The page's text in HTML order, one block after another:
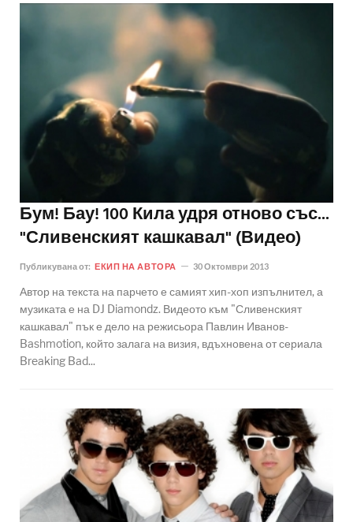
Бум! Бау! 100 Кила удря отново със...
"Сливенският кашкавал" (Видео)
Публикувана от: ЕКИП НА АВТОРА 30 Октомври 2013
Автор на текста на парчето е самият хип-хоп изпълнител, а
музиката е на DJ Diamondz. Видеото към "Сливенският
кашкавал" пък е дело на режисьора Павлин Иванов-
Bashmotion, който залага на визия, вдъхновена от сериала
Breaking Bad...